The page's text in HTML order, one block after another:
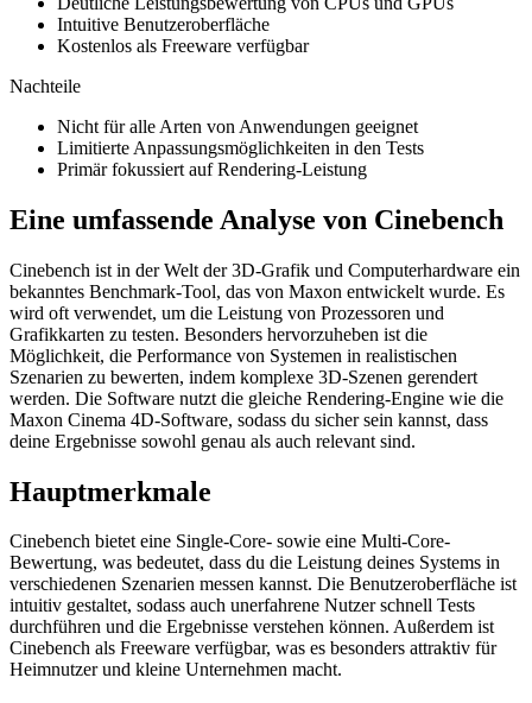
Intuitive Benutzeroberfläche
Kostenlos als Freeware verfügbar
Nachteile
Nicht für alle Arten von Anwendungen geeignet
Limitierte Anpassungsmöglichkeiten in den Tests
Primär fokussiert auf Rendering-Leistung
Eine umfassende Analyse von Cinebench
Cinebench ist in der Welt der 3D-Grafik und Computerhardware ein
bekanntes Benchmark-Tool, das von Maxon entwickelt wurde. Es
wird oft verwendet, um die Leistung von Prozessoren und
Grafikkarten zu testen. Besonders hervorzuheben ist die
Möglichkeit, die Performance von Systemen in realistischen
Szenarien zu bewerten, indem komplexe 3D-Szenen gerendert
werden. Die Software nutzt die gleiche Rendering-Engine wie die
Maxon Cinema 4D-Software, sodass du sicher sein kannst, dass
deine Ergebnisse sowohl genau als auch relevant sind.
Hauptmerkmale
Cinebench bietet eine Single-Core- sowie eine Multi-Core-
Bewertung, was bedeutet, dass du die Leistung deines Systems in
verschiedenen Szenarien messen kannst. Die Benutzeroberfläche ist
intuitiv gestaltet, sodass auch unerfahrene Nutzer schnell Tests
durchführen und die Ergebnisse verstehen können. Außerdem ist
Cinebench als Freeware verfügbar, was es besonders attraktiv für
Heimnutzer und kleine Unternehmen macht.